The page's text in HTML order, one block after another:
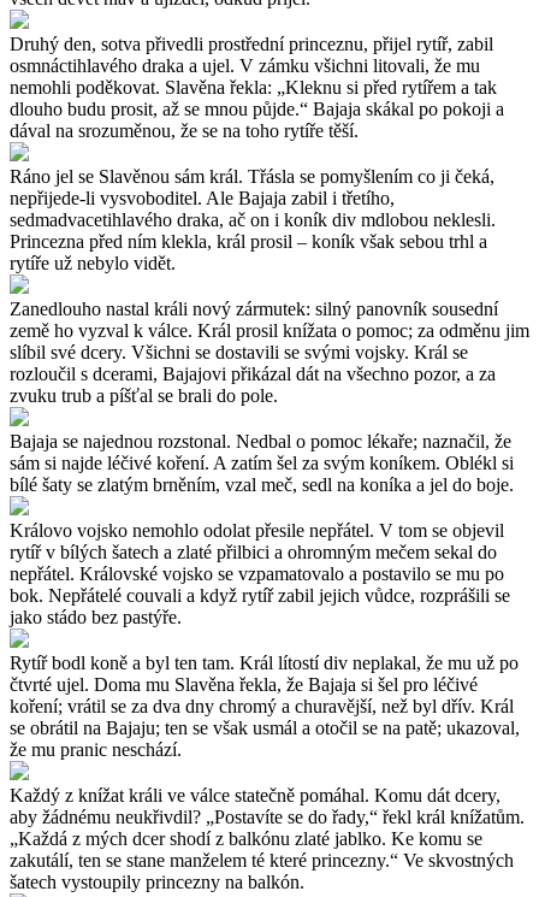
Druhý den, sotva přivedli prostřední princeznu, přijel rytíř, zabil
osmnáctihlavého draka a ujel. V zámku všichni litovali, že mu
nemohli poděkovat. Slavěna řekla: „Kleknu si před rytířem a tak
dlouho budu prosit, až se mnou půjde.“ Bajaja skákal po pokoji a
dával na srozuměnou, že se na toho rytíře těší.
Ráno jel se Slavěnou sám král. Třásla se pomyšlením co ji čeká,
nepřijede-li vysvoboditel. Ale Bajaja zabil i třetího,
sedmadvacetihlavého draka, ač on i koník div mdlobou neklesli.
Princezna před ním klekla, král prosil – koník však sebou trhl a
rytíře už nebylo vidět.
Zanedlouho nastal králi nový zármutek: silný panovník sousední
země ho vyzval k válce. Král prosil knížata o pomoc; za odměnu jim
slíbil své dcery. Všichni se dostavili se svými vojsky. Král se
rozloučil s dcerami, Bajajovi přikázal dát na všechno pozor, a za
zvuku trub a píšťal se brali do pole.
Bajaja se najednou rozstonal. Nedbal o pomoc lékaře; naznačil, že
sám si najde léčivé koření. A zatím šel za svým koníkem. Oblékl si
bílé šaty se zlatým brněním, vzal meč, sedl na koníka a jel do boje.
Královo vojsko nemohlo odolat přesile nepřátel. V tom se objevil
rytíř v bílých šatech a zlaté přilbici a ohromným mečem sekal do
nepřátel. Královské vojsko se vzpamatovalo a postavilo se mu po
bok. Nepřátelé couvali a když rytíř zabil jejich vůdce, rozprášili se
jako stádo bez pastýře.
Rytíř bodl koně a byl ten tam. Král lítostí div neplakal, že mu už po
čtvrté ujel. Doma mu Slavěna řekla, že Bajaja si šel pro léčivé
koření; vrátil se za dva dny chromý a churavější, než byl dřív. Král
se obrátil na Bajaju; ten se však usmál a otočil se na patě; ukazoval,
že mu pranic neschází.
Každý z knížat králi ve válce statečně pomáhal. Komu dát dcery,
aby žádnému neukřivdil? „Postavíte se do řady,“ řekl král knížatům.
„Každá z mých dcer shodí z balkónu zlaté jablko. Ke komu se
zakutálí, ten se stane manželem té které princezny.“ Ve skvostných
šatech vystoupily princezny na balkón.